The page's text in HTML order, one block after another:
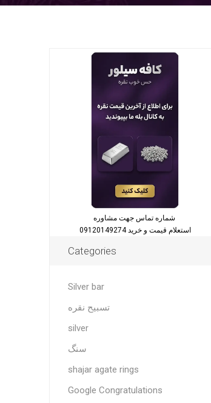
استعلام قیمت و خرید 09120149274
Categories
Silver bar
تسبیح نقره
silver
سنگ
shajar agate rings
Google Congratulations